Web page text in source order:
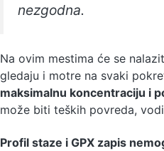
nezgodna.
Na ovim mestima će se
gledaju i motre na svaki
maksimalnu koncentraciju i
može biti teških povreda,
Profil staze i GPX zapis